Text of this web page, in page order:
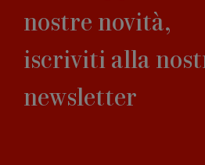
nostre novità,
iscriviti alla
newsletter